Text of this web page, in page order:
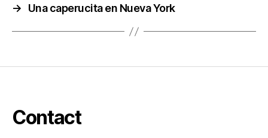
→
Una caperucita en Nueva York
Contact